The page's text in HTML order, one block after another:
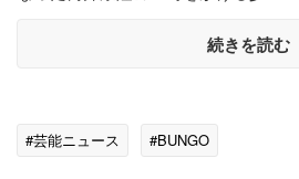
続きを読む
#芸能ニュース #BUNGO